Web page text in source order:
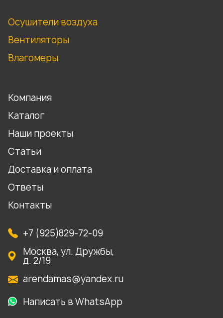
Осушители воздуха
Вентиляторы
Влагомеры
Компания
Каталог
Наши проекты
Статьи
Доставка и оплата
Ответы
Контакты
+7 (925)829-72-09
Москва, ул. Дружбы,
д. 2/19
arendamas@yandex.ru
Написать в WhatsApp